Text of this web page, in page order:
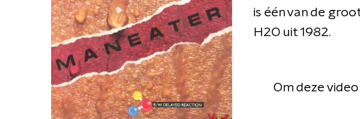
is één van de
H2O uit 1982.
Om deze